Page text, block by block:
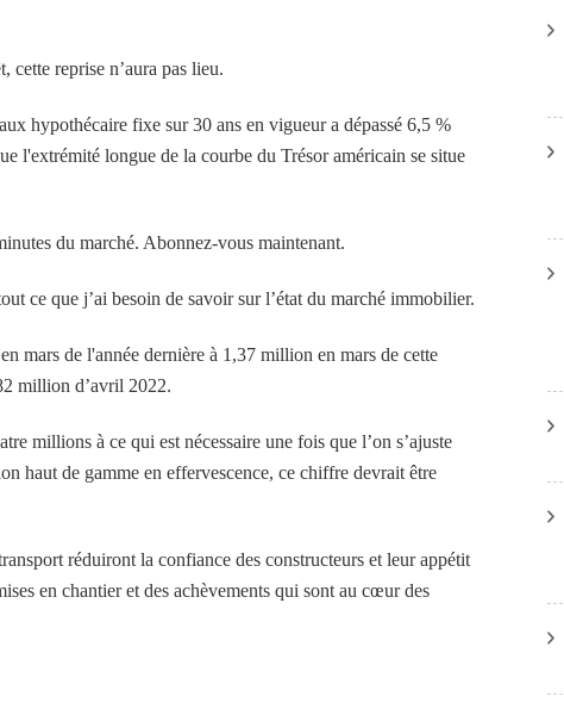
cette reprise n’aura pas lieu.
hypothécaire fixe sur 30 ans en vigueur a dépassé 6,5 %
l'extrémité longue de la courbe du Trésor américain se situe
du marché. Abonnez-vous maintenant.
ce que j’ai besoin de savoir sur l’état du marché immobilier.
mars de l'année dernière à 1,37 million en mars de cette
million d’avril 2022.
millions à ce qui est nécessaire une fois que l’on s’ajuste
haut de gamme en effervescence, ce chiffre devrait être
réduiront la confiance des constructeurs et leur appétit
en chantier et des achèvements qui sont au cœur des